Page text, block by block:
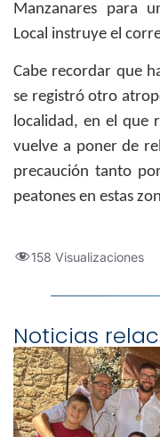
Manzanares para
Local instruye el
Cabe recordar que
se registró otro
localidad, en el que
vuelve a poner de
precaución tanto
peatones en estas
158 Visualizaciones
Noticias